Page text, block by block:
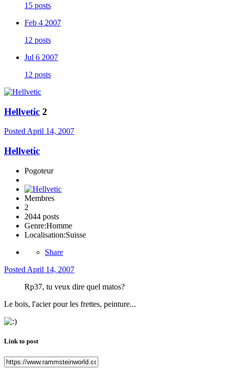
15 posts
Feb 4 2007
12 posts
Jul 6 2007
12 posts
Hellvetic 2
Posted April 14, 2007
Hellvetic
Pogoteur
Membres
2
2044 posts
Genre:Homme
Localisation:Suisse
Share
Posted April 14, 2007
Rp37, tu veux dire quel matos?
Le bois, l'acier pour les frettes, peinture...
Link to post